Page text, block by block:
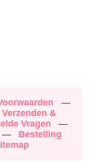
—
Verzenden &
Vragen
—
—
Bestelling